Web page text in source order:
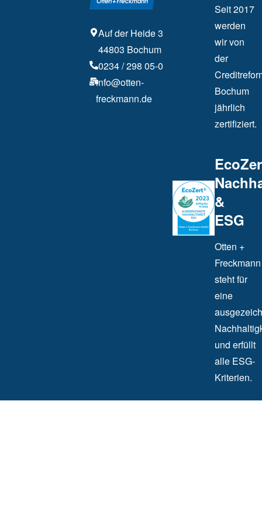
Seit 2017
werden
wir von
der
Bochum
jährlich
zertifiziert.
&
ESG
Otten +
Freckmann
steht für
eine
und erfüllt
alle ESG-
Kriterien.
Auf der Heide 3
44803 Bochum
0234 / 298 05-0
info@otten-
freckmann.de